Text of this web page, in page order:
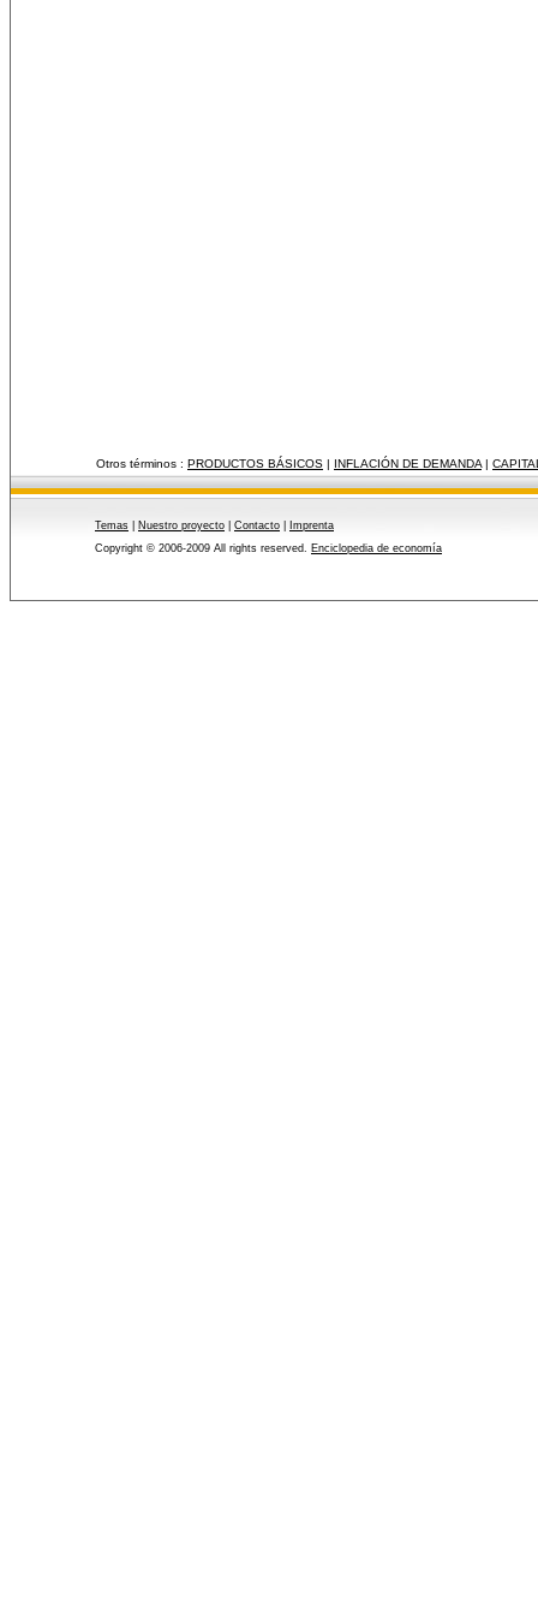
Otros términos : PRODUCTOS BÁSICOS | INFLACIÓN DE DEMANDA |
Temas Nuestro proyecto Contacto
Imprenta
Copyright © 2006-2009 All rights reserved. Enciclopedia de economía